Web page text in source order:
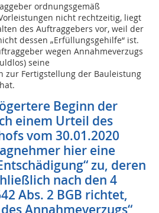
ordnungsgemäß
nicht rechtzeitig, liegt
des Auftraggebers vor, weil der
dessen „Erfüllungsgehilfe“ ist.
wegen Annahmeverzugs
seine
zur Fertigstellung der Bauleistung
Beginn der
einem Urteil des
vom 30.01.2020
hier eine
zu, deren
nach den 4
Abs. 2 BGB richtet,
Annahmeverzugs“